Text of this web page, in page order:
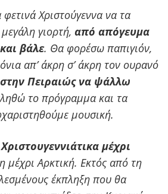
Χριστούγεννα να τα
γιορτή, από απόγευμα
βάλε. Θα φορέσω παπιγιόν,
απ’ άκρη σ’ άκρη τον ουρανό
Πειραιώς να ψάλλω
το πρόγραμμα και τα
μουσική.
μέχρι
μέχρι Αρκτική. Εκτός από τη
έκπληξη που θα